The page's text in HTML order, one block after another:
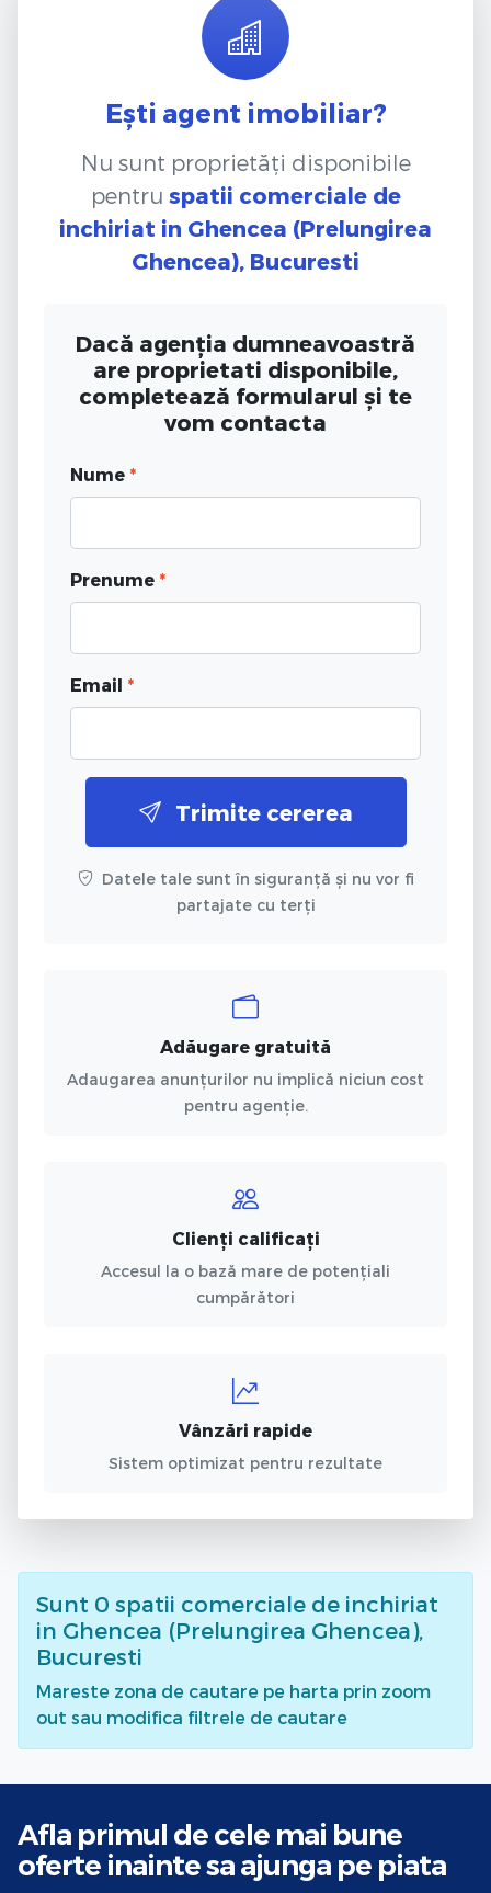
Ești agent imobiliar?
Nu sunt proprietăți disponibile
pentru spatii comerciale de
inchiriat in Ghencea (Prelungirea
Ghencea), Bucuresti
Dacă agenția dumneavoastră
are proprietati disponibile,
completează formularul și te
vom contacta
Nume *
Prenume *
Email *
Trimite cererea
Datele tale sunt în siguranță și nu vor fi
partajate cu terți
Adăugare gratuită
Adaugarea anunțurilor nu implică niciun cost
pentru agenție.
Clienți calificați
Accesul la o bază mare de potențiali
cumpărători
Vânzări rapide
Sistem optimizat pentru rezultate
Sunt 0 spatii comerciale de inchiriat
in Ghencea (Prelungirea Ghencea),
Bucuresti
Mareste zona de cautare pe harta prin zoom
out sau modifica filtrele de cautare
Afla primul de cele mai bune
oferte inainte sa ajunga pe piata